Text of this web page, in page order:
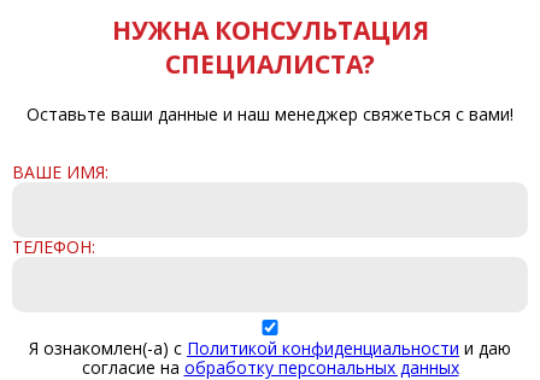
НУЖНА КОНСУЛЬТАЦИЯ
СПЕЦИАЛИСТА?
Оставьте ваши данные и наш менеджер свяжеться с вами!
ВАШЕ ИМЯ:
ТЕЛЕФОН:
Я ознакомлен(-а) с Политикой конфиденциальности и даю
согласие на обработку персональных данных